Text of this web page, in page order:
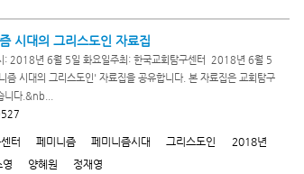
시대의 그리스도인 자료집
: 2018년 6월 5일 화요일주최: 한국교회탐구센터 2018년 6월 5
즘 시대의 그리스도인' 자료집을 공유합니다. 본 자료집은 교회탐구
니다.&nb...
터 페미니즘 페미니즘시대 그리스도인
2018년
영 양혜원 정재영